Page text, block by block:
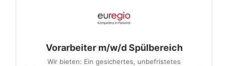
Vorarbeiter m/w/d Spülbereich
Wir bieten: Ein gesichertes, unbefristetes